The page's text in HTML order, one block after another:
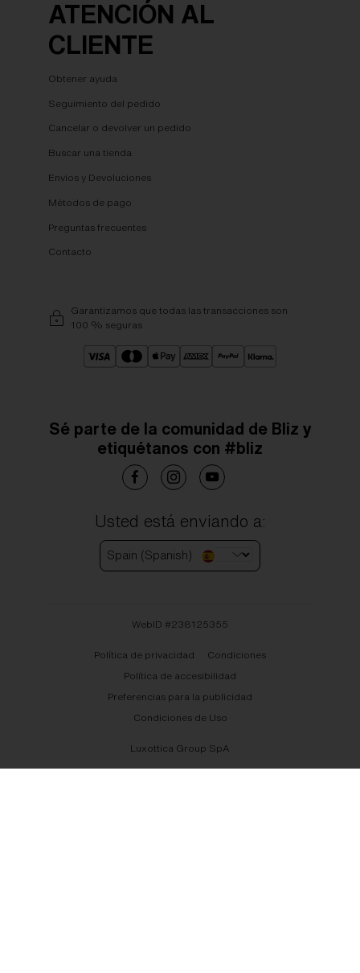
ATENCIÓN AL
CLIENTE
Obtener ayuda
Seguimiento del pedido
Cancelar o devolver un pedido
Buscar una tienda
Envios y Devoluciones
Métodos de pago
Preguntas frecuentes
Contacto
Garantizamos que todas las transacciones son
100 % seguras
Sé parte de la comunidad de Bliz y
etiquétanos con #bliz
Usted está enviando a:
Spain (Spanish)
WebID #238125355
Política de privacidad
Condiciones
Política de accesibilidad
Preferencias para la publicidad
Condiciones de Uso
Luxottica Group SpA